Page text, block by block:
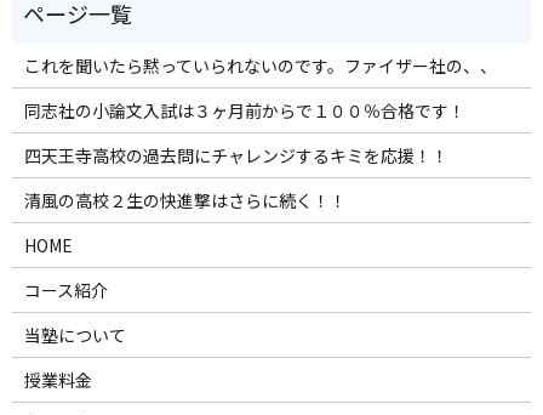
これを聞いたら黙っていられないのです。ファイザー社の、、
同志社の小論文入試は３ヶ月前からで１００％合格です！
四天王寺高校の過去問にチャレンジするキミを応援！！
清風の高校２生の快進撃はさらに続く！！
HOME
コース紹介
当塾について
授業料金